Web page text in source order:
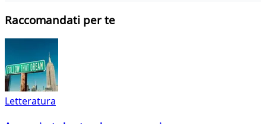
Raccomandati per te
Letteratura